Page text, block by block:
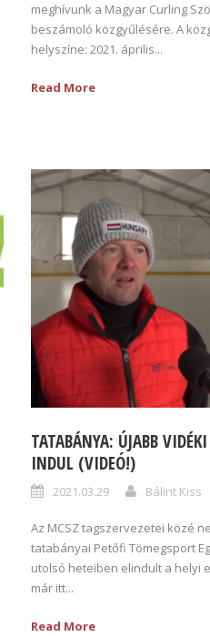
meghívunk a Magyar Curling
beszámoló közgyűlésére. A
helyszíne: 2021. április...
Read More
TATABÁNYA: ÚJABB
INDUL (VIDEÓ!)
2021.03.29 Bálint Kiss
Az MCSZ tagszervezetei közé
tatabányai Petőfi Tömegsport
utolsó heteiben elindult a helyi
már itt...
Read More